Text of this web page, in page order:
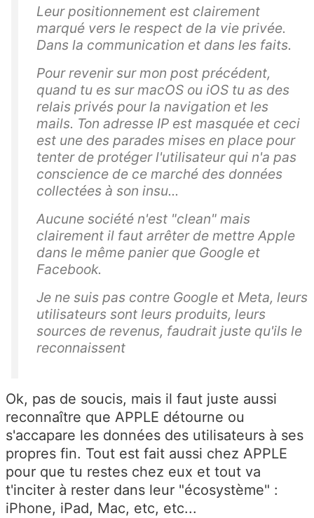
Leur positionnement est clairement
marqué vers le respect de la vie privée.
Dans la communication et dans les faits.
Pour revenir sur mon post précédent,
quand tu es sur macOS ou iOS tu as des
relais privés pour la navigation et les
mails. Ton adresse IP est masquée et ceci
est une des parades mises en place pour
tenter de protéger l'utilisateur qui n'a pas
conscience de ce marché des données
collectées à son insu...
Aucune société n'est "clean" mais
clairement il faut arrêter de mettre Apple
dans le même panier que Google et
Facebook.
Je ne suis pas contre Google et Meta, leurs
utilisateurs sont leurs produits, leurs
sources de revenus, faudrait juste qu'ils le
reconnaissent
Ok, pas de soucis, mais il faut juste aussi
reconnaître que APPLE détourne ou
s'accapare les données des utilisateurs à ses
propres fin. Tout est fait aussi chez APPLE
pour que tu restes chez eux et tout va
t'inciter à rester dans leur "écosystème" :
iPhone, iPad, Mac, etc, etc...